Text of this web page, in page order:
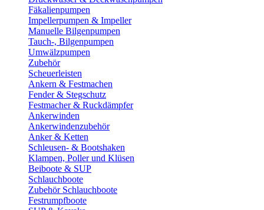
Fäkalienpumpen
Impellerpumpen & Impeller
Manuelle Bilgenpumpen
Tauch-, Bilgenpumpen
Umwälzpumpen
Zubehör
Scheuerleisten
Ankern & Festmachen
Fender & Stegschutz
Festmacher & Ruckdämpfer
Ankerwinden
Ankerwindenzubehör
Anker & Ketten
Schleusen- & Bootshaken
Klampen, Poller und Klüsen
Beiboote & SUP
Schlauchboote
Zubehör Schlauchboote
Festrumpfboote